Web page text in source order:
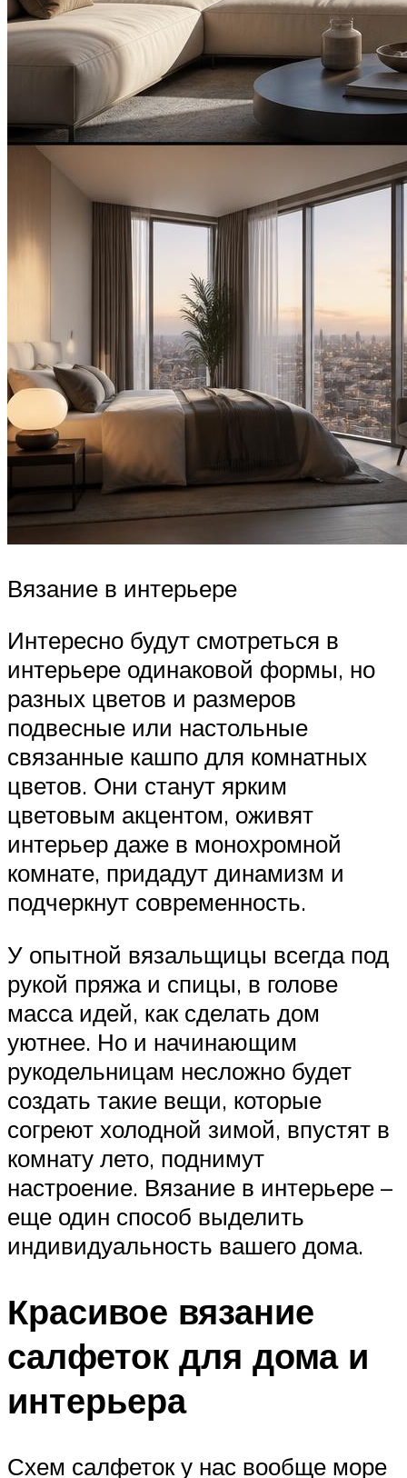
Вязание в интерьере
Интересно будут смотреться в
интерьере одинаковой формы, но
разных цветов и размеров
подвесные или настольные
связанные кашпо для комнатных
цветов. Они станут ярким
цветовым акцентом, оживят
интерьер даже в монохромной
комнате, придадут динамизм и
подчеркнут современность.
У опытной вязальщицы всегда под
рукой пряжа и спицы, в голове
масса идей, как сделать дом
уютнее. Но и начинающим
рукодельницам несложно будет
создать такие вещи, которые
согреют холодной зимой, впустят в
комнату лето, поднимут
настроение. Вязание в интерьере –
еще один способ выделить
индивидуальность вашего дома.
Красивое вязание
салфеток для дома и
интерьера
Схем салфеток у нас вообще море